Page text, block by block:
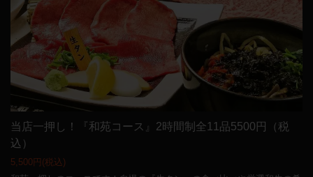
当店一押し！『和苑コース』2時間制全11品5500円（税
込）
5,500円 (税込)